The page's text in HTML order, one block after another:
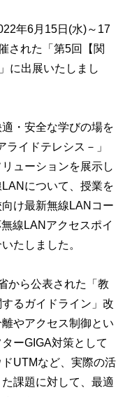
年6月15日(水)～17
された「第5回【関
に出展いたしまし
・安全な学びの場を
イドテレシス－」
ューションを展示し
について、授業を
け最新無線LANコー
線LANアクセスポイ
たしました。
から公表された「教
るガイドライン」改
やアクセス制御とい
ーGIGA対策として
UTMなど、実際の活
課題に対して、最適